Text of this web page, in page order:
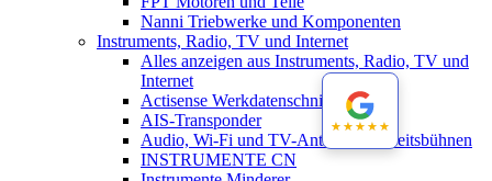
Nanni Triebwerke und Komponenten
Instruments, Radio, TV und Internet
Alles anzeigen aus Instruments, Radio, TV und
Internet
Actisense Werkdatenschnitt
AIS-Transponder
Audio, Wi-Fi und TV-Antennen-Arbeitsbühnen
INSTRUMENTE CN
★★★★★
★★★★★